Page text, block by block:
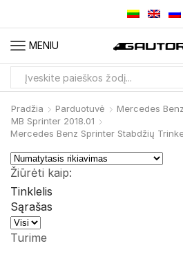
MENIU
Pradžia Parduotuvė
Mercedes
MB Sprinter 2018.01
Mercedes Benz Sprinter Stabdžių
Žiūrėti kaip:
Tinklelis
Sąrašas
Produktai
viename
Turime